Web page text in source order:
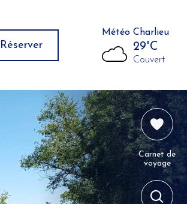
Réserver
Météo Charlieu
29°C
Couvert
Carnet de
voyage